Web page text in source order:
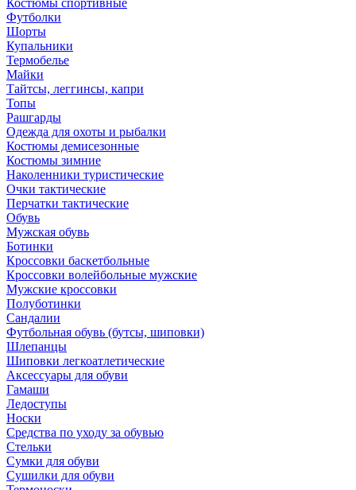
Костюмы спортивные
Футболки
Шорты
Купальники
Термобелье
Майки
Тайтсы, леггинсы, капри
Топы
Рашгарды
Одежда для охоты и рыбалки
Костюмы демисезонные
Костюмы зимние
Наколенники туристические
Очки тактические
Перчатки тактические
Обувь
Мужская обувь
Ботинки
Кроссовки баскетбольные
Кроссовки волейбольные мужские
Мужские кроссовки
Полуботинки
Сандалии
Футбольная обувь (бутсы, шиповки)
Шлепанцы
Шиповки легкоатлетические
Аксессуары для обуви
Гамаши
Ледоступы
Носки
Средства по уходу за обувью
Стельки
Сумки для обуви
Сушилки для обуви